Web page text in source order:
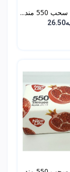
مند...